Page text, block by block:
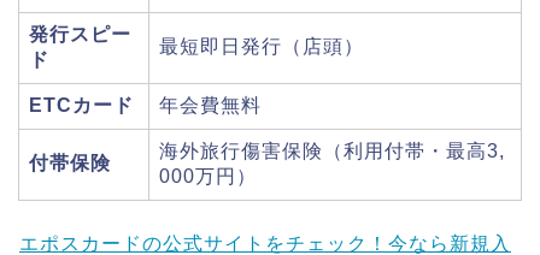
発行スピー
ド
最短即日発行（店頭）
ETCカード 年会費無料
付帯保険
海外旅行傷害保険（利用付帯・最高3,
000万円）
エポスカードの公式サイトをチェック！今なら新規入